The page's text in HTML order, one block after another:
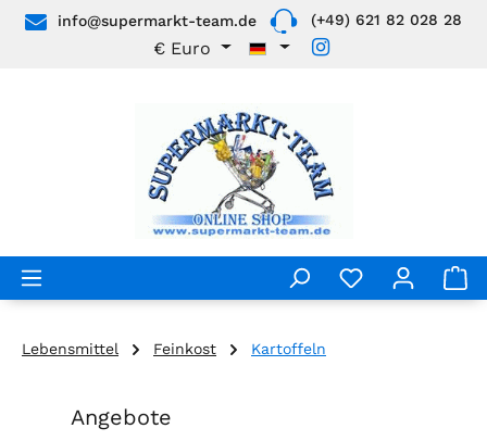
Zum Hauptinhalt springen
info@supermarkt-team.de (+49) 621 82 028 28
€ Euro
Lebensmittel Feinkost Kartoffeln
Produktgalerie überspringen
Angebote